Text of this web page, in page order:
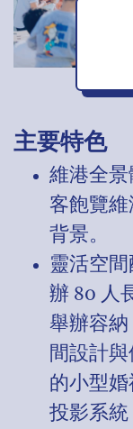
主要特色
維港全景
客飽覽
背景。
靈活空
辦 80 人
舉辦容納
間設計
的小型
投影系統